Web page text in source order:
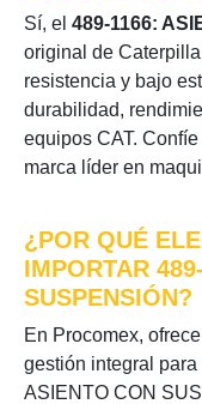
Sí, el 489-1166:
original de
resistencia y bajo
durabilidad,
equipos CAT.
marca líder en
¿POR QUÉ
IMPORTAR
SUSPENSIÓN?
En Procomex,
gestión integral
ASIENTO CON